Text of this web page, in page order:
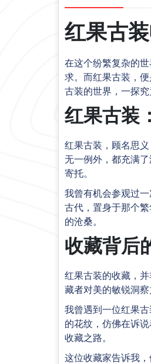
红果古
在这个纷繁复杂的
求。而红果古装，
古装的世界，一探究
红果古装
红果古装，顾名思
无一例外，都充满
寄托。
我曾有机会参观过
古代，置身于那个
的沧桑。
收藏背后
红果古装的收藏，
藏者对美的敏锐洞
我曾遇到一位红果
的花纹，仿佛在诉
收藏之路。
这位收藏家告诉我